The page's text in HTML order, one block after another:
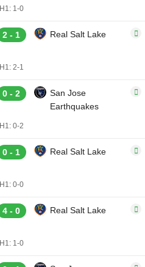
H1: 1-0
2 - 1 Real Salt Lake
H1: 2-1
0 - 2
San Jose
Earthquakes
H1: 0-2
0 - 1 Real Salt Lake
H1: 0-0
4 - 0 Real Salt Lake
H1: 1-0